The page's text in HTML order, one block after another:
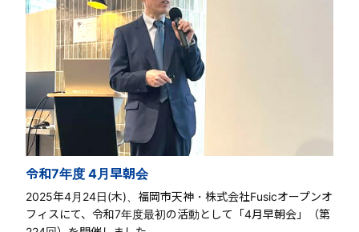
令和7年度 4月早朝会
2025年4月24日(木)、福岡市天神・株式会社Fusicオープンオ
フィスにて、令和7年度最初の活動として「4月早朝会」（第